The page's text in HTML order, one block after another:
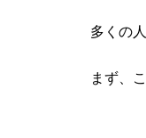
多くの
まず、